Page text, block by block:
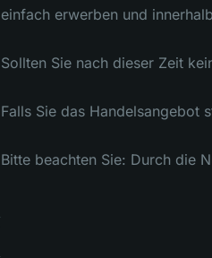
einfach erwerben und
Sollten Sie nach dieser Zeit
Falls Sie das Handelsangebot
Bitte beachten Sie: Durch die